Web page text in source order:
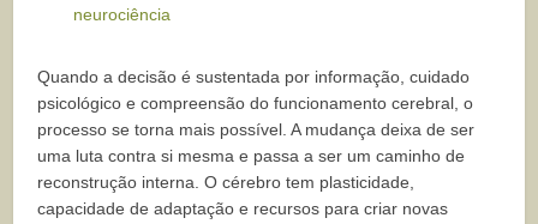
neurociência
Quando a decisão é sustentada por informação, cuidado
psicológico e compreensão do funcionamento cerebral, o
processo se torna mais possível. A mudança deixa de ser
uma luta contra si mesma e passa a ser um caminho de
reconstrução interna. O cérebro tem plasticidade,
capacidade de adaptação e recursos para criar novas